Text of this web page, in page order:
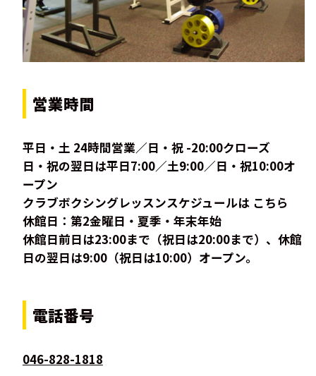
営業時間
平日・土 24時間営業／日・祝 -20:00クローズ
日・祝の翌日は平日7:00／土9:00／日・祝10:00オ
ープン
クラブボクシングレッスンスケジュールは こちら
休館日：第2金曜日・夏季・年末年始
休館日前日は23:00まで（祝日は20:00まで）、休館
日の翌日は9:00（祝日は10:00）オープン。
電話番号
046-828-1818